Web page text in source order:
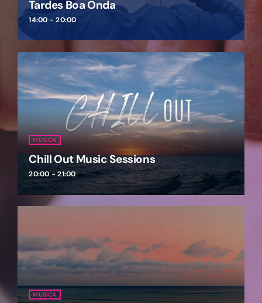
Tardes Boa Onda
14:00 - 20:00
MUSICA
Chill Out Music Sessions
20:00 - 21:00
MUSICA